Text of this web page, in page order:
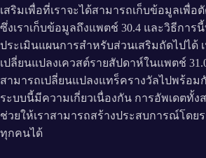
เสริมเพื่อที่เราจะได้สามารถเก็บข้อมูลเพื่อ
ซึ่งเราเก็บข้อมูลถึงแพตช์ 30.4 และวิธีการ
ประเมินแผนการสำหรับส่วนเสริมถัดไปได้
เปลี่ยนแปลงเควสต์รายสัปดาห์ในแพตช์
สามารถเปลี่ยนแปลงแทร็ครางวัลไปพร้อม
ระบบนี้มีความเกี่ยวเนื่องกัน การอัพเดตทั้ง
ช่วยให้เราสามารถสร้างประสบการณ์โดย
ทุกคนได้